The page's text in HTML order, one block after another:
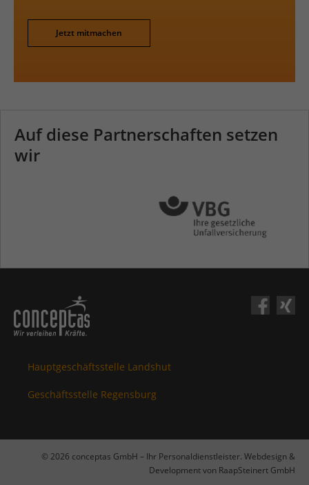
Jetzt mitmachen
Auf diese Partnerschaften setzen
wir
Hauptgeschäftsstelle Landshut
Geschäftsstelle Regensburg
© 2026 conceptas GmbH – Ihr Personaldienstleister. Webdesign &
Development von RaapSteinert GmbH